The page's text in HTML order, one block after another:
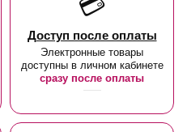
💳
Доступ после оплаты
Электронные товары
доступны в личном кабинете
сразу после оплаты